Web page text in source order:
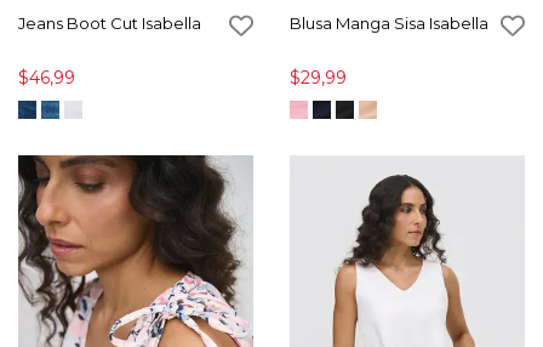
Jeans Boot Cut Isabella
$46,99
Blusa Manga Sisa Isabella
$29,99